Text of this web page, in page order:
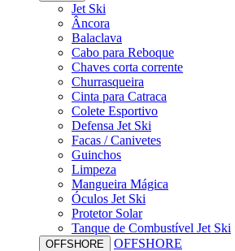
Jet Ski
Âncora
Balaclava
Cabo para Reboque
Chaves corta corrente
Churrasqueira
Cinta para Catraca
Colete Esportivo
Defensa Jet Ski
Facas / Canivetes
Guinchos
Limpeza
Mangueira Mágica
Óculos Jet Ski
Protetor Solar
Tanque de Combustível Jet Ski
OFFSHORE
OFFSHORE